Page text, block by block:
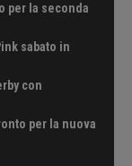
per la seconda
sabato in
con
per la nuova